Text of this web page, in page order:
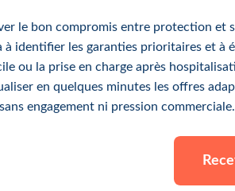
le bon compromis entre protection et
identifier les garanties prioritaires et à
ou la prise en charge après
en quelques minutes les offres
engagement ni pression commerciale.